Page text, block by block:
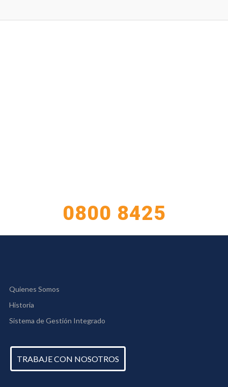
0800 8425
Quienes Somos
Historia
Sistema de Gestión Integrado
TRABAJE CON NOSOTROS